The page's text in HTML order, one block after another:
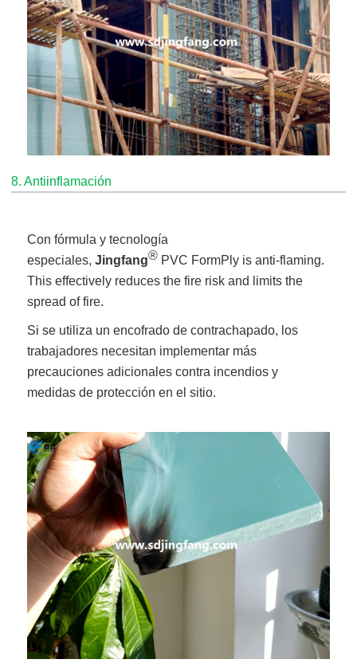
8. Antiinflamación
Con fórmula y tecnología
especiales,Jingfang® PVC FormPly is anti-flaming.
This effectively reduces the fire risk and limits the
spread of fire.
Si se utiliza un encofrado de contrachapado, los
trabajadores necesitan implementar más
precauciones adicionales contra incendios y
medidas de protección en el sitio.